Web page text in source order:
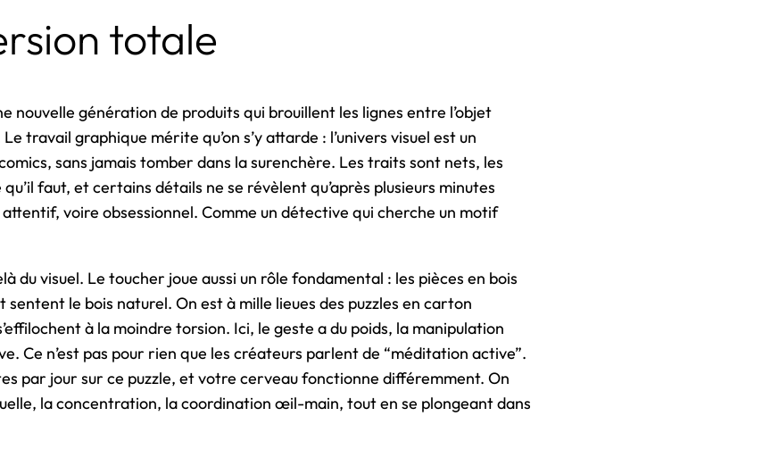
totale
nouvelle génération de produits qui brouillent les lignes entre l’objet
travail graphique mérite qu’on s’y attarde : l’univers visuel est un
sans jamais tomber dans la surenchère. Les traits sont nets, les
faut, et certains détails ne se révèlent qu’après plusieurs minutes
voire obsessionnel. Comme un détective qui cherche un motif
du visuel. Le toucher joue aussi un rôle fondamental : les pièces en bois
le bois naturel. On est à mille lieues des puzzles en carton
à la moindre torsion. Ici, le geste a du poids, la manipulation
Ce n’est pas pour rien que les créateurs parlent de “méditation active”.
par jour sur ce puzzle, et votre cerveau fonctionne différemment. On
la concentration, la coordination œil-main, tout en se plongeant dans